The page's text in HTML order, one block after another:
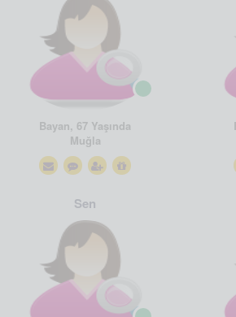
Bayan, 67 Yaşında
Muğla
Sen